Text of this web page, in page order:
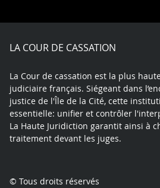
X
Facebook
LA COUR DE CASSATION
La Cour de cassation est la plus
judiciaire français. Siégeant dans
justice de l'Île de la Cité, cette
essentielle: unifier et contrôler
La Haute Juridiction garantit ainsi à
traitement devant les juges.
© Tous droits réservés